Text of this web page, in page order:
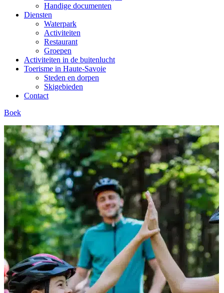
Handige documenten
Diensten
Waterpark
Activiteiten
Restaurant
Groepen
Activiteiten in de buitenlucht
Toerisme in Haute-Savoie
Steden en dorpen
Skigebieden
Contact
Boek